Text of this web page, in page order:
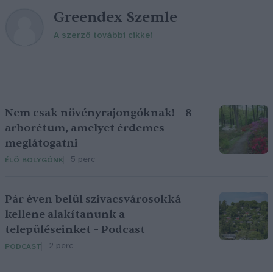
Greendex Szemle
A szerző további cikkei
Nem csak növényrajongóknak! – 8
arborétum, amelyet érdemes
meglátogatni
ÉLŐ BOLYGÓNK 5 perc
Pár éven belül szivacsvárosokká
kellene alakítanunk a
településeinket – Podcast
PODCAST 2 perc